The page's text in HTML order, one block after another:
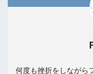
何度も挫折をしながら